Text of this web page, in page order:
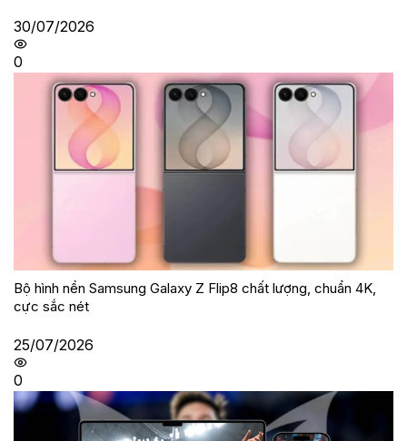
30/07/2026
0
Bộ hình nền Samsung Galaxy Z Flip8 chất lượng, chuẩn 4K,
cực sắc nét
25/07/2026
0